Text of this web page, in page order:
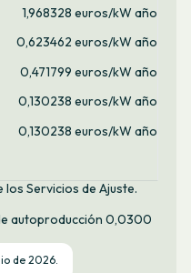
1,968328 euros/kW año
0,623462 euros/kW año
0,471799 euros/kW año
0,130238 euros/kW año
0,130238 euros/kW año
los Servicios de Ajuste.
autoproducción 0,0300
de 2026.